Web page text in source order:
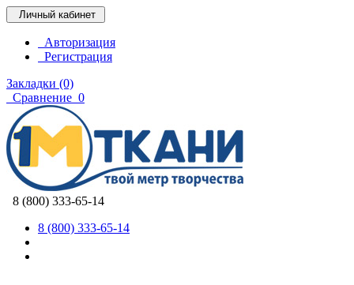
Личный кабинет
Авторизация
Регистрация
Закладки (0)
Сравнение 0
8 (800) 333-65-14
8 (800) 333-65-14